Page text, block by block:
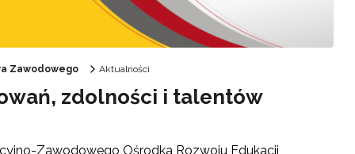
Zawodowego Aktualności
zdolności i talentów
Zawodowego Ośrodka Rozwoju Edukacji